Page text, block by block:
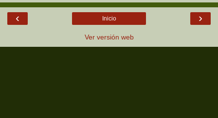
‹ ›
Inicio
Ver versión web